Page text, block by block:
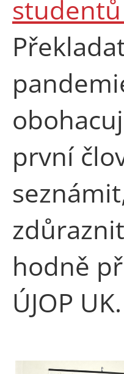
první
hodně
ÚJOP UK.